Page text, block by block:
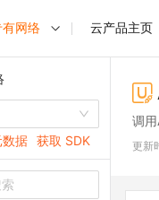
有网络 云产品主页
据 获取 SDK
调
更新